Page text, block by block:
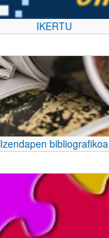
IKERTU
Izendapen bibliografikoa